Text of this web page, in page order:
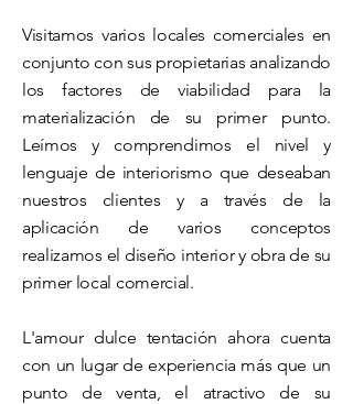
Visitamos varios locales comerciales en
conjunto con sus propietarias analizando
los factores de viabilidad para la
materialización de su primer punto.
Leímos y comprendimos el nivel y
lenguaje de interiorismo que deseaban
nuestros clientes y a través de la
aplicación de varios conceptos
realizamos el diseño interior y obra de su
primer local comercial.
L'amour dulce tentación ahora cuenta
con un lugar de experiencia más que un
punto de venta, el atractivo de su